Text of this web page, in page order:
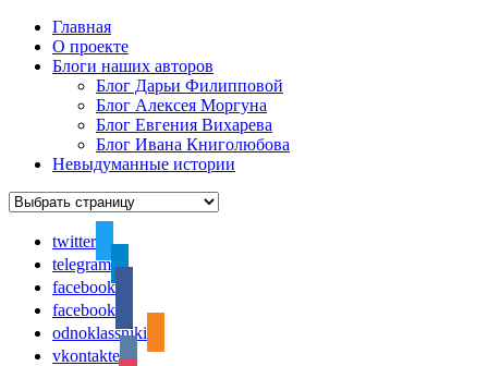
Главная
О проекте
Блоги наших авторов
Блог Дарьи Филипповой
Блог Алексея Моргуна
Блог Евгения Вихарева
Блог Ивана Книголюбова
Невыдуманные истории
twitter
telegram
facebook
facebook
odnoklassniki
vkontakte